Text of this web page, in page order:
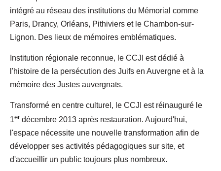
intégré au réseau des institutions du Mémorial comme
Paris, Drancy, Orléans, Pithiviers et le Chambon-sur-
Lignon. Des lieux de mémoires emblématiques.
Institution régionale reconnue, le CCJI est dédié à
l'histoire de la persécution des Juifs en Auvergne et à la
mémoire des Justes auvergnats.
Transformé en centre culturel, le CCJI est réinauguré le
1er décembre 2013 après restauration. Aujourd'hui,
l'espace nécessite une nouvelle transformation afin de
développer ses activités pédagogiques sur site, et
d'accueillir un public toujours plus nombreux.